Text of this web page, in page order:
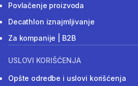
Povlačenje proizvoda
Decathlon iznajmljivanje
Za kompanije | B2B
USLOVI KORIŠĆENJA
Opšte odredbe i uslovi korišćenja